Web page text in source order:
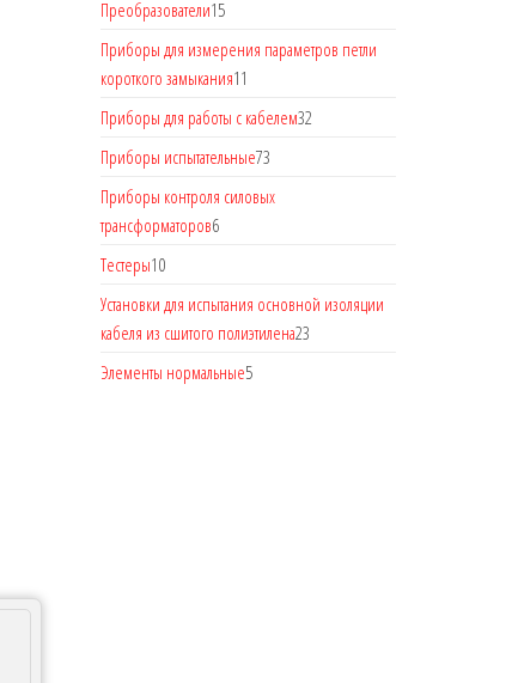
Преобразователи15
Приборы для измерения параметров петли
короткого замыкания11
Приборы для работы с кабелем32
Приборы испытательные73
Приборы контроля силовых
трансформаторов6
Тестеры10
Установки для испытания основной изоляции
кабеля из сшитого полиэтилена23
Элементы нормальные5